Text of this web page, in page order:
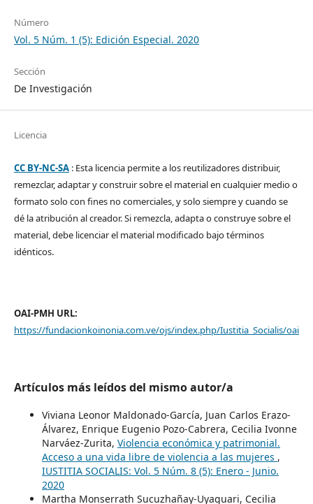
Número
Vol. 5 Núm. 1 (5): Edición Especial. 2020
Sección
De Investigación
Licencia
CC BY-NC-SA: Esta licencia permite a los reutilizadores distribuir,
remezclar, adaptar y construir sobre el material en cualquier medio o
formato solo con fines no comerciales, y solo siempre y cuando se
dé la atribución al creador. Si remezcla, adapta o construye sobre el
material, debe licenciar el material modificado bajo términos
idénticos.
OAI-PMH URL:
https://fundacionkoinonia.com.ve/ojs/index.php/Iustitia_Socialis/oai
Artículos más leídos del mismo autor/a
Viviana Leonor Maldonado-García, Juan Carlos Erazo-
Álvarez, Enrique Eugenio Pozo-Cabrera, Cecilia Ivonne
Narváez-Zurita, Violencia económica y patrimonial.
Acceso a una vida libre de violencia a las mujeres ,
IUSTITIA SOCIALIS: Vol. 5 Núm. 8 (5): Enero - Junio.
2020
Martha Monserrath Sucuzhañay-Uyaguari, Cecilia